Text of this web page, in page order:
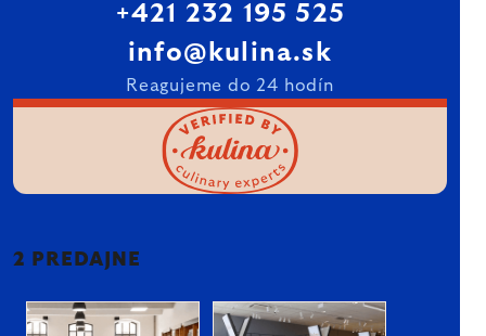
+421 232 195 525
info@kulina.sk
Reagujeme do 24 hodín
2 PREDAJNE